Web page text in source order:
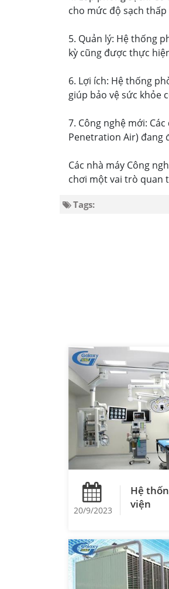
cho mức độ sạch thấp
5. Quản lý: Hệ thống
kỳ cũng được thực
6. Lợi ích: Hệ thống
giúp bảo vệ sức khỏe
7. Công nghệ mới:
Penetration Air) đang
Các nhà máy Công
chơi một vai trò quan
Tags:
20/9/2023
Hệ
viện